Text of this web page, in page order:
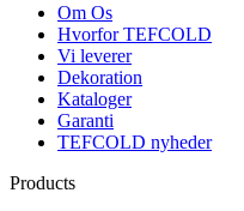
Om Os
Hvorfor TEFCOLD
Vi leverer
Dekoration
Kataloger
Garanti
TEFCOLD nyheder
Products